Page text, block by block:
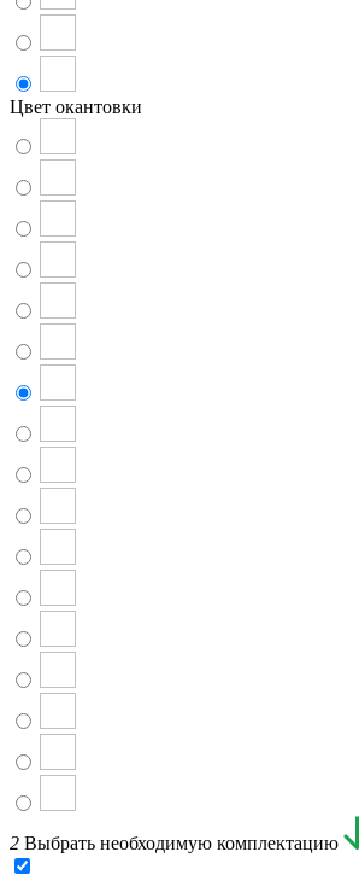
Цвет окантовки
2 Выбрать необходимую комплектацию